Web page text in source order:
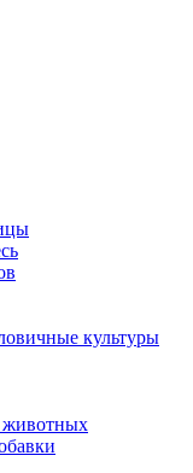
культуры
животных